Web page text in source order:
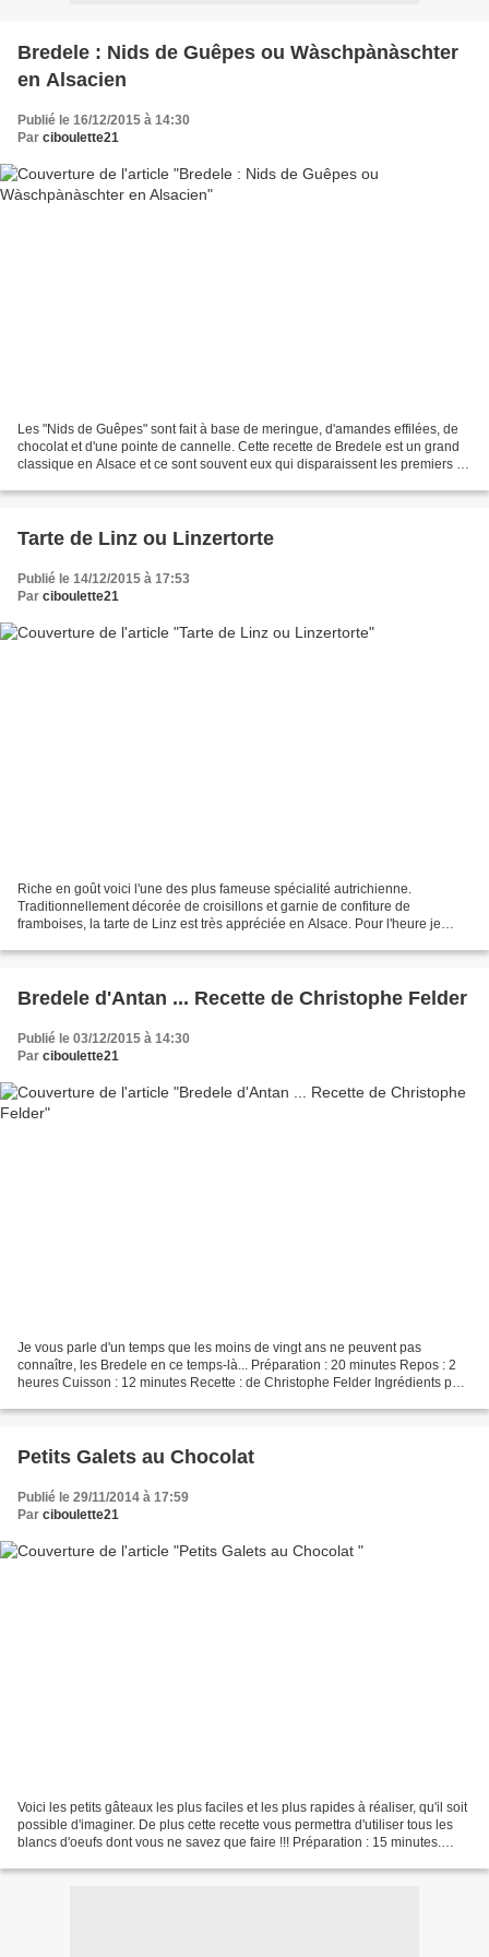
Bredele : Nids de Guêpes ou Wàschpànàschter
en Alsacien
Publié le 16/12/2015 à 14:30
Par ciboulette21
Les "Nids de Guêpes" sont fait à base de meringue, d'amandes effilées, de
chocolat et d'une pointe de cannelle. Cette recette de Bredele est un grand
classique en Alsace et ce sont souvent eux qui disparaissent les premiers !
Tarte de Linz ou Linzertorte
Publié le 14/12/2015 à 17:53
Par ciboulette21
Riche en goût voici l'une des plus fameuse spécialité autrichienne.
Traditionnellement décorée de croisillons et garnie de confiture de
framboises, la tarte de Linz est très appréciée en Alsace. Pour l'heure je
Bredele d'Antan ... Recette de Christophe Felder
Publié le 03/12/2015 à 14:30
Par ciboulette21
Je vous parle d'un temps que les moins de vingt ans ne peuvent pas
connaître, les Bredele en ce temps-là... Préparation : 20 minutes Repos : 2
heures Cuisson : 12 minutes Recette : de Christophe Felder Ingrédients pour
Petits Galets au Chocolat
Publié le 29/11/2014 à 17:59
Par ciboulette21
Voici les petits gâteaux les plus faciles et les plus rapides à réaliser, qu'il soit
possible d'imaginer. De plus cette recette vous permettra d'utiliser tous les
blancs d'oeufs dont vous ne savez que faire !!! Préparation : 15 minutes.